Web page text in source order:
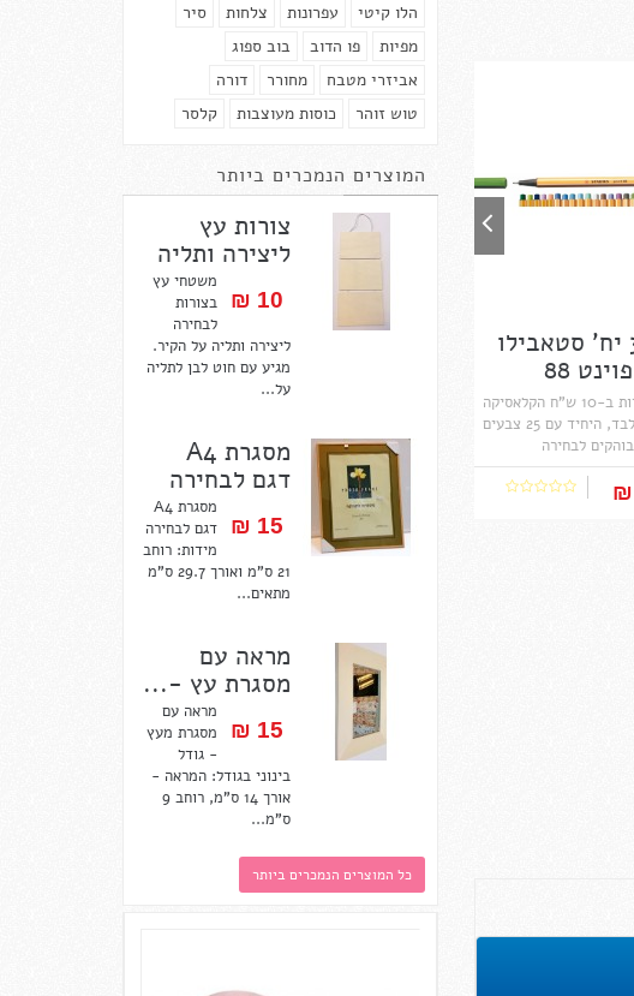
הלו קיטי
עפרונות צלחות
סיר
מפיות
פו הדוב
בוב ספוג
אביזרי מטבח
מחורר
דורה
טוש זוהר
כוסות מעוצבות קלסר
המוצרים הנמכרים ביותר
צורות עץ
ליצירה ותליה
10 ₪‎
משטחי עץ
בצורות
לבחירה
ליצירה ותליה על הקיר.
מגיע עם חוט לבן לתליה
על...
מסגרת A4
דגם לבחירה
15 ₪‎
מסגרת A4
דגם לבחירה
מידות: רוחב
21 ס"מ ואורך 29.7 ס"מ
מתאים...
מראה עם
מסגרת עץ -...
15 ₪‎
מראה עם
מסגרת מעץ
- גודל
בינוני בגודל: המראה -
אורך 14 ס"מ, רוחב 9
ס"מ...
כל המוצרים הנמכרים ביותר
סט 3 יח' סטאבילו
פוינט 88
סט 3 יחידות ב-10 ש"ח הקלאסיקה
של עטי הלבד, היחיד עם 25 צבעים
בוהקים לבחירה